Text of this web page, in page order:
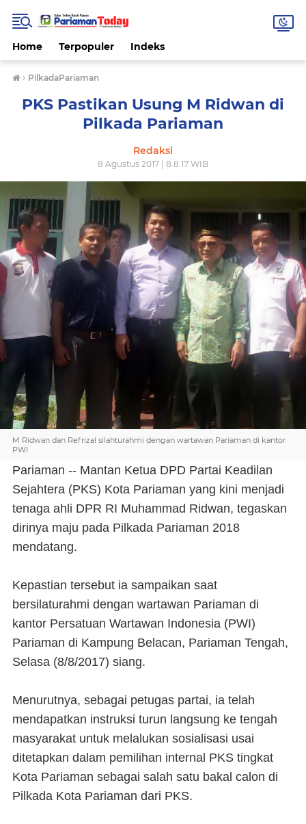
Home Terpopuler Indeks
› PilkadaPariaman
PKS Pastikan Usung M Ridwan di
Pilkada Pariaman
Redaksi
8 Agustus 2017 | 8.8.17 WIB
M Ridwan dan Refrizal silahturahmi dengan wartawan Pariaman di kantor
PWI
Pariaman -- Mantan Ketua DPD Partai Keadilan
Sejahtera (PKS) Kota Pariaman yang kini menjadi
tenaga ahli DPR RI Muhammad Ridwan, tegaskan
dirinya maju pada Pilkada Pariaman 2018
mendatang.
Kepastian tersebut ia sampaikan saat
bersilaturahmi dengan wartawan Pariaman di
kantor Persatuan Wartawan Indonesia (PWI)
Pariaman di Kampung Belacan, Pariaman Tengah,
Selasa (8/8/2017) siang.
Menurutnya, sebagai petugas partai, ia telah
mendapatkan instruksi turun langsung ke tengah
masyarakat untuk melalukan sosialisasi usai
ditetapkan dalam pemilihan internal PKS tingkat
Kota Pariaman sebagai salah satu bakal calon di
Pilkada Kota Pariaman dari PKS.